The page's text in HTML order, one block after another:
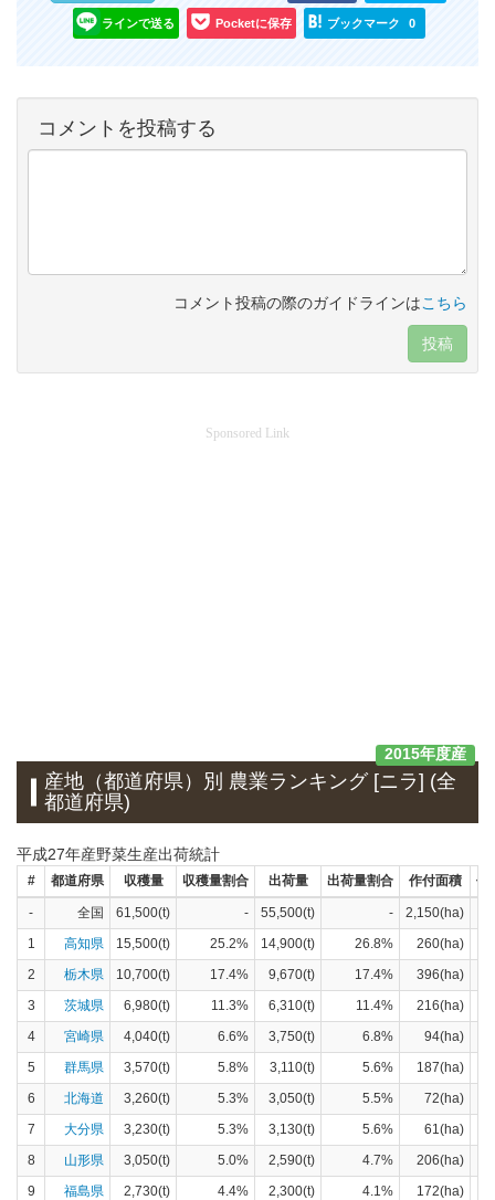
ラインで送る Pocketに保存 ブックマーク 0
コメントを投稿する
コメント投稿の際のガイドラインはこちら
投稿
Sponsored Link
2015年度産
産地（都道府県）別 農業ランキング [ニラ] (全
都道府県)
平成27年産野菜生産出荷統計
# 都道府県 収穫量 収穫量割合 出荷量 出荷量割合 作付面積 作
- 全国 61,500(t) - 55,500(t) -
2,150(ha)
1
高知県 15,500(t) 25.2% 14,900(t) 26.8%
260(ha)
2
栃木県 10,700(t) 17.4% 9,670(t) 17.4%
396(ha)
3
茨城県 6,980(t) 11.3% 6,310(t) 11.4%
216(ha)
4
宮崎県 4,040(t) 6.6% 3,750(t) 6.8%
94(ha)
5
群馬県 3,570(t) 5.8% 3,110(t) 5.6%
187(ha)
6
北海道 3,260(t) 5.3% 3,050(t) 5.5%
72(ha)
7
大分県 3,230(t) 5.3% 3,130(t) 5.6%
61(ha)
8
山形県 3,050(t) 5.0% 2,590(t) 4.7%
206(ha)
9
福島県 2,730(t) 4.4% 2,300(t) 4.1%
172(ha)